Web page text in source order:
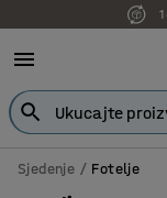
Sjedenje Fotelje